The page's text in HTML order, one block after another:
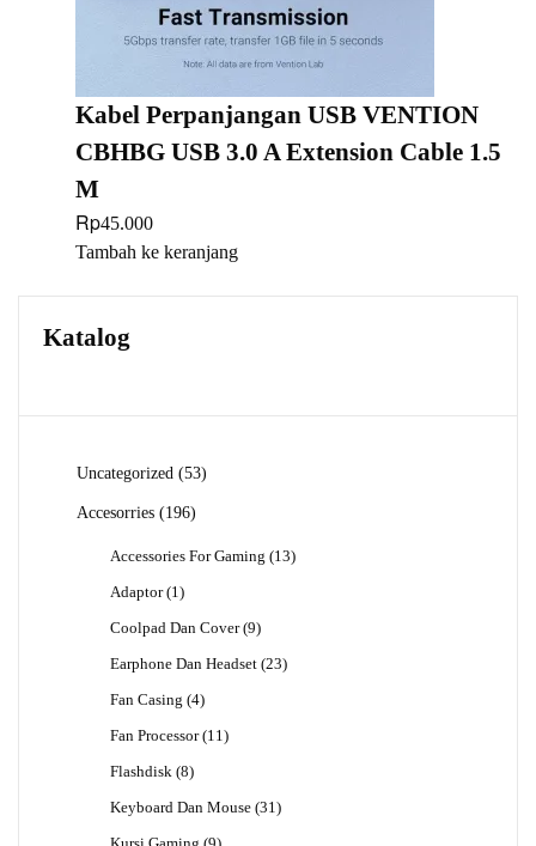
Kabel Perpanjangan USB VENTION
CBHBG USB 3.0 A Extension Cable 1.5
M
Rp45.000
Tambah ke keranjang
Katalog
Uncategorized 5353
Accesorries
196196
Accessories For Gaming 1313
Adaptor 1 1
Coolpad Dan Cover 99
Earphone Dan Headset 2323
Fan Casing 44
Fan Processor 11 11
Flashdisk 88
Keyboard Dan Mouse 31 31
9